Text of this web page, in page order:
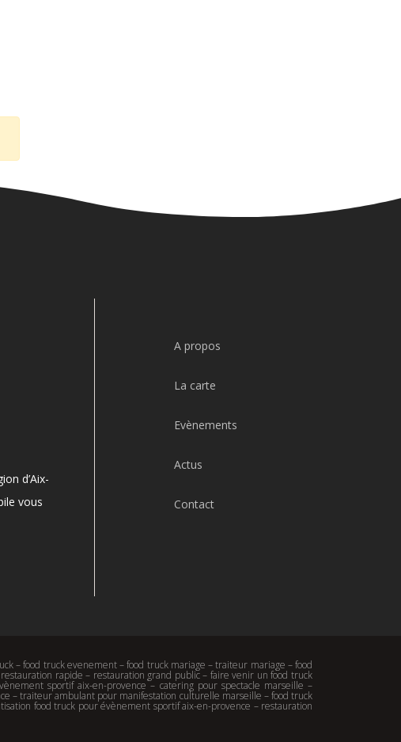
d’Aix-
vous
A propos
La carte
Evènements
Actus
Contact
– food truck evenement – food truck mariage – traiteur mariage – food
rapide – restauration grand public – faire venir un food truck
sportif aix-en-provence – catering pour spectacle marseille –
– traiteur ambulant pour manifestation culturelle marseille – food truck
food truck pour évènement sportif aix-en-provence – restauration